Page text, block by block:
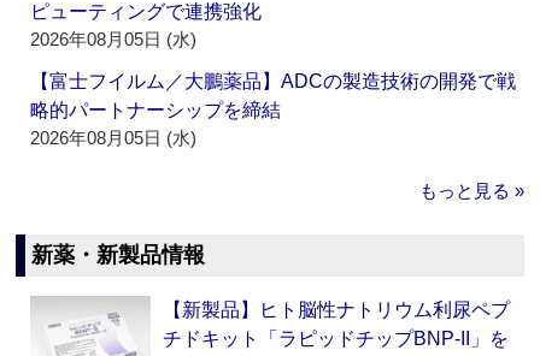
ピューティングで連携強化
2026年08月05日 (水)
【富士フイルム／大鵬薬品】ADCの製造技術の開発で戦
略的パートナーシップを締結
2026年08月05日 (水)
もっと見る »
新薬・新製品情報
【新製品】ヒト脳性ナトリウム利尿ペプ
チドキット「ラピッドチップBNP-II」を